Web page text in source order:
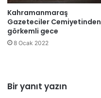
Kahramanmaraş
Gazeteciler Cemiyetinden
görkemli gece
8 Ocak 2022
Bir yanıt yazın